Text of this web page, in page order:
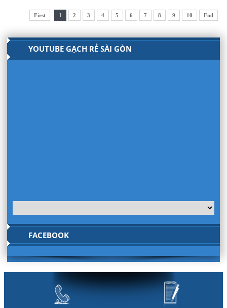
First 1 2 3 4 5 6 7 8 9 10 End
YOUTUBE GẠCH RẺ SÀI GÒN
FACEBOOK